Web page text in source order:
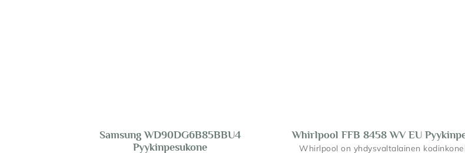
Samsung WD90DG6B85BBU4
Pyykinpesukone
Whirlpool FFB 8458 WV EU
Whirlpool on yhdysvaltalainen